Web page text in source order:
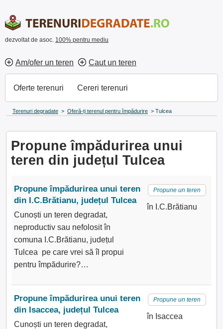
dezvoltat de asoc. 100% pentru mediu
Am/ofer un teren Caut un teren
Oferte terenuri Cereri terenuri
Terenuri degradate > Oferă-ți terenul pentru împădurire > Tulcea
Propune împădurirea unui
teren din județul Tulcea
Propune împădurirea unui teren
din I.C.Brătianu, județul Tulcea
Cunoști un teren degradat,
neproductiv sau nefolosit în
comuna I.C.Brătianu, județul
Tulcea pe care vrei să îl propui
pentru împădurire?…
Propune un teren
în I.C.Brătianu
Propune împădurirea unui teren
din Isaccea, județul Tulcea
Cunoști un teren degradat,
Propune un teren
în Isaccea